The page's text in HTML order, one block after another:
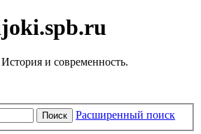
и современность.
Поиск Расширенный поиск